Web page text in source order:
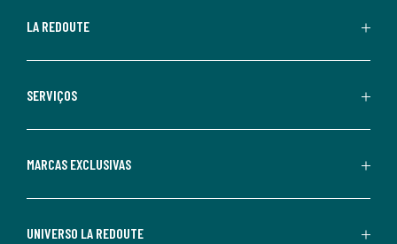
LA REDOUTE
SERVIÇOS
MARCAS EXCLUSIVAS
UNIVERSO LA REDOUTE